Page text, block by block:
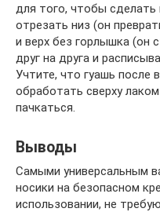
для того, чтобы сделать
отрезать низ (он
и верх без горлышка (он
друг на друга и
Учтите, что гуашь после
обработать сверху
пачкаться.
Выводы
Самыми универсальным
носики на безопасном
использовании, не